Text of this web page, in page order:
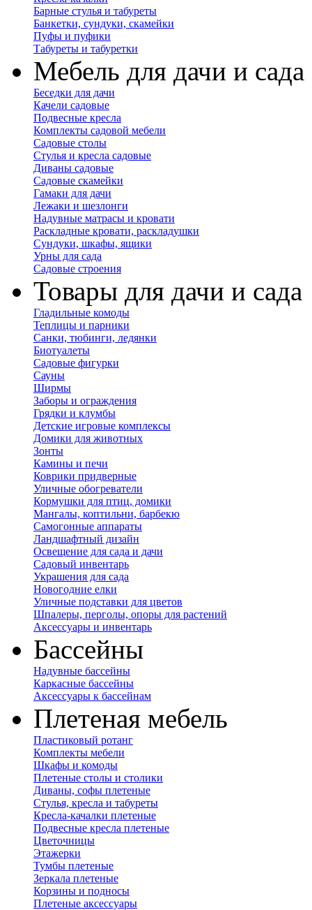
Барные стулья и табуреты
Банкетки, сундуки, скамейки
Пуфы и пуфики
Табуреты и табуретки
Мебель для дачи и сада
Беседки для дачи
Качели садовые
Подвесные кресла
Комплекты садовой мебели
Садовые столы
Стулья и кресла садовые
Диваны садовые
Садовые скамейки
Гамаки для дачи
Лежаки и шезлонги
Надувные матрасы и кровати
Раскладные кровати, раскладушки
Сундуки, шкафы, ящики
Урны для сада
Садовые строения
Товары для дачи и сада
Гладильные комоды
Теплицы и парники
Санки, тюбинги, ледянки
Биотуалеты
Садовые фигурки
Сауны
Ширмы
Заборы и ограждения
Грядки и клумбы
Детские игровые комплексы
Домики для животных
Зонты
Камины и печи
Коврики придверные
Уличные обогреватели
Кормушки для птиц, домики
Мангалы, коптильни, барбекю
Самогонные аппараты
Ландшафтный дизайн
Освещение для сада и дачи
Садовый инвентарь
Украшения для сада
Новогодние елки
Уличные подставки для цветов
Шпалеры, перголы, опоры для растений
Аксессуары и инвентарь
Бассейны
Надувные бассейны
Каркасные бассейны
Аксессуары к бассейнам
Плетеная мебель
Пластиковый ротанг
Комплекты мебели
Шкафы и комоды
Плетеные столы и столики
Диваны, софы плетеные
Стулья, кресла и табуреты
Кресла-качалки плетеные
Подвесные кресла плетеные
Цветочницы
Этажерки
Тумбы плетеные
Зеркала плетеные
Корзины и подносы
Плетеные аксессуары